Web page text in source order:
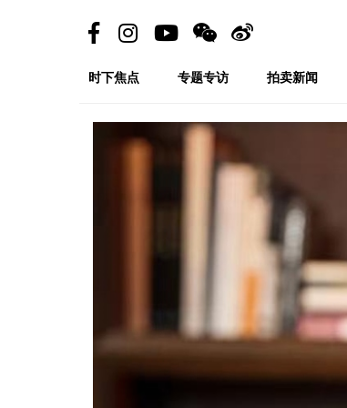
时下焦点 专题专访 拍卖新闻